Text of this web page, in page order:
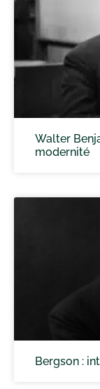
Walter
modernité
Bergson :